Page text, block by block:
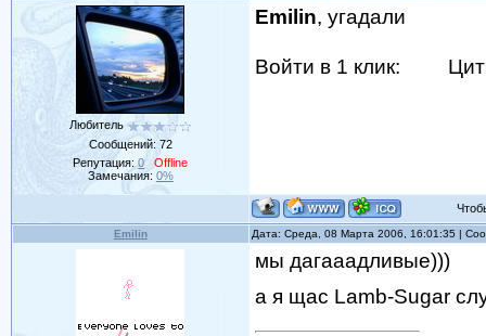
Любитель
Сообщений: 72
Репутация:0
Offline
Замечания: 0%
Emilin, угадали
Войти в 1 клик:
Emilin Дата: Среда, 08 Марта 2006, 16:01:35 |
мы дагааадливые)))
а я щас Lamb-Sugar